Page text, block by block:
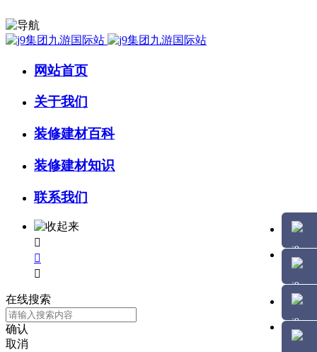
网站首页
关于我们
装修建材百科
装修建材知识
联系我们



在线搜索
确认
取消